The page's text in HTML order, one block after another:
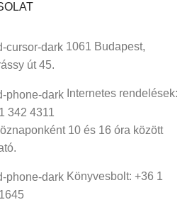
1061 Budapest,
út 45.
Internetes rendelések:
342 4311
10 és 16 óra között
Könyvesbolt: +36 1